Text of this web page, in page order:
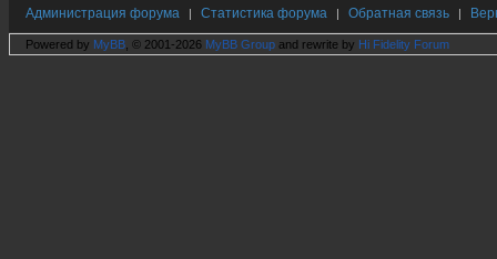
Администрация форума | Статистика форума | Обратная связь |
Powered by MyBB , © 2001-2026 MyBB Group and rewrite by Hi Fidelity Forum